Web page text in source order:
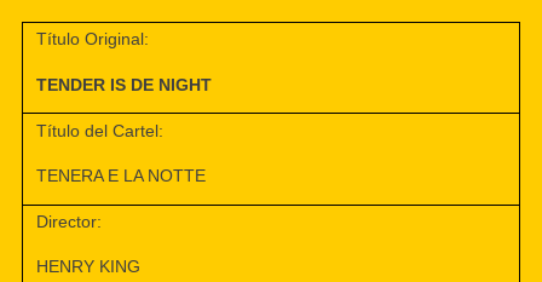
Título Original:
TENDER IS DE NIGHT
Título del Cartel:
TENERA E LA NOTTE
Director:
HENRY KING